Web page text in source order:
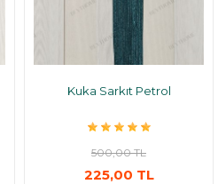
Kuka Sarkıt Petrol
500,00 TL
225,00 TL